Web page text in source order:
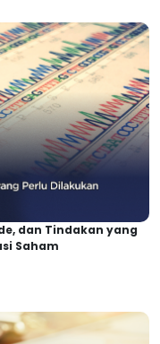
dan Tindakan yang
Saham